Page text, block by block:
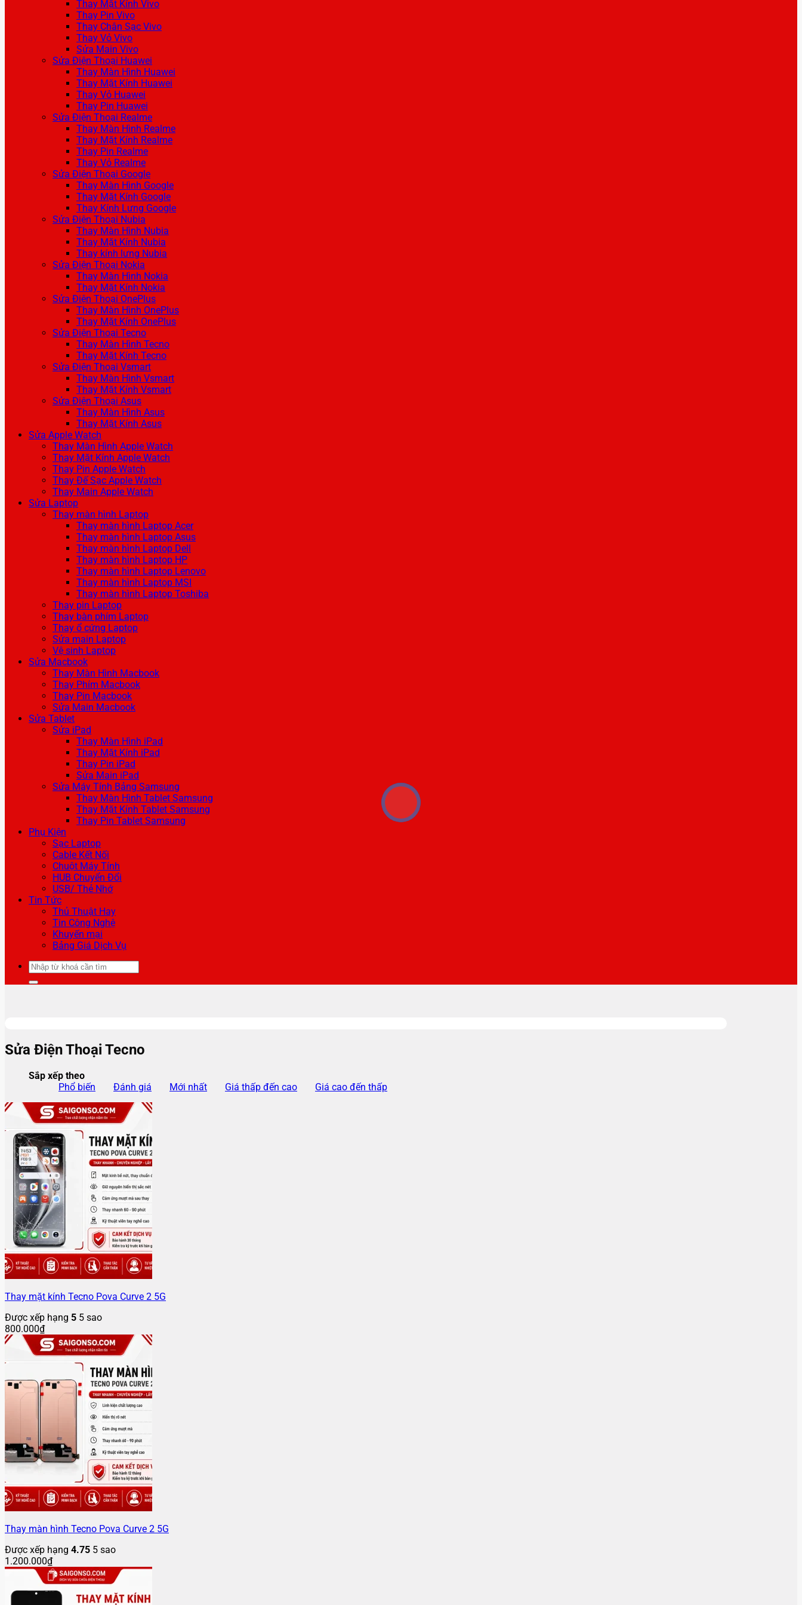
Thay Mặt Kính Vivo
Thay Pin Vivo
Thay Chân Sạc Vivo
Thay Vỏ Vivo
Sửa Main Vivo
Sửa Điện Thoại Huawei
Thay Màn Hình Huawei
Thay Mặt Kính Huawei
Thay Vỏ Huawei
Thay Pin Huawei
Sửa Điện Thoại Realme
Thay Màn Hình Realme
Thay Mặt Kính Realme
Thay Pin Realme
Thay Vỏ Realme
Sửa Điện Thoại Google
Thay Màn Hình Google
Thay Mặt Kính Google
Thay Kính Lưng Google
Sửa Điện Thoại Nubia
Thay Màn Hình Nubia
Thay Mặt Kính Nubia
Thay kính lưng Nubia
Sửa Điện Thoại Nokia
Thay Màn Hình Nokia
Thay Mặt Kính Nokia
Sửa Điện Thoại OnePlus
Thay Màn Hình OnePlus
Thay Mặt Kính OnePlus
Sửa Điện Thoại Tecno
Thay Màn Hình Tecno
Thay Mặt Kính Tecno
Sửa Điện Thoại Vsmart
Thay Màn Hình Vsmart
Thay Mặt Kính Vsmart
Sửa Điện Thoại Asus
Thay Màn Hình Asus
Thay Mặt Kính Asus
Sửa Apple Watch
Thay Màn Hình Apple Watch
Thay Mặt Kính Apple Watch
Thay Pin Apple Watch
Thay Đế Sạc Apple Watch
Thay Main Apple Watch
Sửa Laptop
Thay màn hình Laptop
Thay màn hình Laptop Acer
Thay màn hình Laptop Asus
Thay màn hình Laptop Dell
Thay màn hình Laptop HP
Thay màn hình Laptop Lenovo
Thay màn hình Laptop MSI
Thay màn hình Laptop Toshiba
Thay pin Laptop
Thay bàn phím Laptop
Thay ổ cứng Laptop
Sửa main Laptop
Vệ sinh Laptop
Sửa Macbook
Thay Màn Hình Macbook
Thay Phím Macbook
Thay Pin Macbook
Sửa Main Macbook
Sửa Tablet
Sửa iPad
Thay Màn Hình iPad
Thay Mặt Kính iPad
Thay Pin iPad
Sửa Main iPad
Sửa Máy Tính Bảng Samsung
Thay Màn Hình Tablet Samsung
Thay Mặt Kính Tablet Samsung
Thay Pin Tablet Samsung
Phụ Kiện
Sạc Laptop
Cable Kết Nối
Chuột Máy Tính
HUB Chuyển Đổi
USB/ Thẻ Nhớ
Tin Tức
Thủ Thuật Hay
Tin Công Nghệ
Khuyến mại
Bảng Giá Dịch Vụ
Tìm
kiếm:
Sửa Điện Thoại Tecno
Sắp xếp theo
Phổ biến
Đánh giá Mới nhất Giá thấp đến cao Giá cao đến thấp
Thay mặt kính Tecno Pova Curve 2 5G
Được xếp hạng 5 5 sao
800.000₫
Thay màn hình Tecno Pova Curve 2 5G
Được xếp hạng 4.75 5 sao
1.200.000₫